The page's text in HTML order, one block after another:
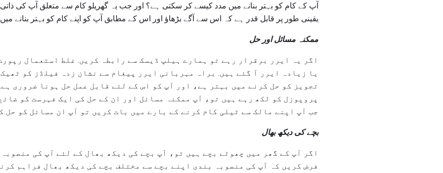
آپ کے کام کو بہتر بنانے میں مدد کیسے کر سکتی ہے؟ اور جب یہ گھریلو کام سے متعلق آپ کی ذاتی
یقینی طور پر قابل قدر ہے کہ اس سے آگے بڑھاؤ اور اس کے مطابق آپ کو اپنے کام کو بہتر بنانے
ممکنہ مسائل اور حل
اگر یہ ایرر برقرار رہے تو ہمارے ہیلپ ڈیسک سے رابطہ کریں. غلط استعمال
یا زیادہ ایرر آ گئے ہیں. براہ مہربانی ایرر پیغام سے نشان زدہ فیلڈز کو
تجویز کو حل کرنے میں بہتر ہے، اور آپ کو اس کے لئے قابل عمل حل ہونا ضروری
پروپوزل کو لکھ رہے ہیں تو، آپ ممکنہ مسائل اور ان کے حل کی ایک فہرست کو
جب آپ اپنے مالک سے ٹیلی کام کرنے کے بارے میں بات کریں تو آپ ان مسائل کو حل
بچے کی دیکھ بھال
اگر آپ کے گھر میں چھوٹے بچے ہیں تو، آپ بچے کی دیکھ بھال کے لئے آپ کی
فرض کریں کہ آپ کی منصوبہ بندی اپنے بچے سے مختلف بچے کی دیکھ بھال فراہم